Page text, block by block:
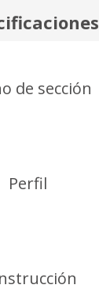
de sección
Perfil